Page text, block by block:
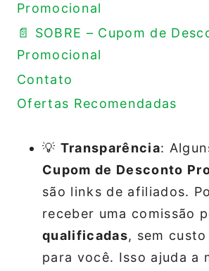
Promocional
📄 SOBRE – Cupom de
Promocional
Contato
Ofertas Recomendadas
💡 Transparência:
Cupom de Desconto
são links de afiliados.
receber uma comissão
qualificadas, sem
para você. Isso ajuda a